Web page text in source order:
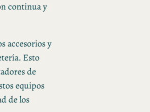
continua y
accesorios y
Esto
de
equipos
de los